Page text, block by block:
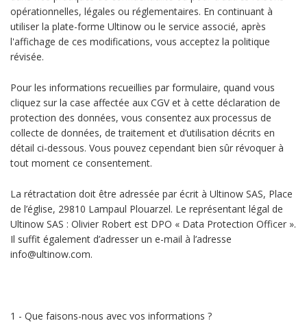
opérationnelles, légales ou réglementaires. En continuant à
utiliser la plate-forme Ultinow ou le service associé, après
l'affichage de ces modifications, vous acceptez la politique
révisée.
Pour les informations recueillies par formulaire, quand vous
cliquez sur la case affectée aux CGV et à cette déclaration de
protection des données, vous consentez aux processus de
collecte de données, de traitement et d’utilisation décrits en
détail ci-dessous. Vous pouvez cependant bien sûr révoquer à
tout moment ce consentement.
La rétractation doit être adressée par écrit à Ultinow SAS, Place
de l’église, 29810 Lampaul Plouarzel. Le représentant légal de
Ultinow SAS : Olivier Robert est DPO « Data Protection Officer ».
Il suffit également d’adresser un e-mail à l’adresse
info@ultinow.com.
1 - Que faisons-nous avec vos informations ?